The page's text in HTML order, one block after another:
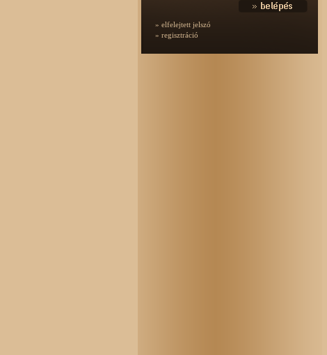
» elfelejtett jelszó
» regisztráció